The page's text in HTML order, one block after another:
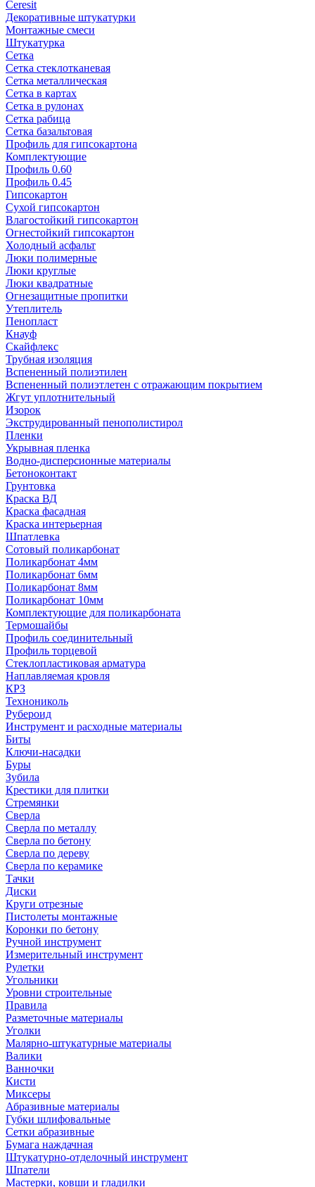
Ceresit
Декоративные штукатурки
Монтажные смеси
Штукатурка
Сетка
Сетка стеклотканевая
Сетка металлическая
Сетка в картах
Сетка в рулонах
Сетка рабица
Сетка базальтовая
Профиль для гипсокартона
Комплектующие
Профиль 0.60
Профиль 0.45
Гипсокартон
Сухой гипсокартон
Влагостойкий гипсокартон
Огнестойкий гипсокартон
Холодный асфальт
Люки полимерные
Люки круглые
Люки квадратные
Огнезащитные пропитки
Утеплитель
Пенопласт
Кнауф
Скайфлекс
Трубная изоляция
Вспененный полиэтилен
Вспененный полиэтлетен с отражающим покрытием
Жгут уплотнительный
Изорок
Экструдированный пенополистирол
Пленки
Укрывная пленка
Водно-дисперсионные материалы
Бетоноконтакт
Грунтовка
Краска ВД
Краска фасадная
Краска интерьерная
Шпатлевка
Сотовый поликарбонат
Поликарбонат 4мм
Поликарбонат 6мм
Поликарбонат 8мм
Поликарбонат 10мм
Комплектующие для поликарбоната
Термошайбы
Профиль соединительный
Профиль торцевой
Стеклопластиковая арматура
Наплавляемая кровля
КРЗ
Технониколь
Рубероид
Инструмент и расходные материалы
Биты
Ключи-насадки
Буры
Зубила
Крестики для плитки
Стремянки
Сверла
Сверла по металлу
Сверла по бетону
Сверла по дереву
Сверла по керамике
Тачки
Диски
Круги отрезные
Пистолеты монтажные
Коронки по бетону
Ручной инструмент
Измерительный инструмент
Рулетки
Угольники
Уровни строительные
Правила
Разметочные материалы
Уголки
Малярно-штукатурные материалы
Валики
Ванночки
Кисти
Миксеры
Абразивные материалы
Губки шлифовальные
Сетки абразивные
Бумага наждачная
Штукатурно-отделочный инструмент
Шпатели
Мастерки, ковши и гладилки